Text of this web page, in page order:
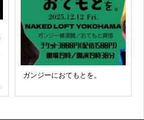
ガンジーにおてもとを。